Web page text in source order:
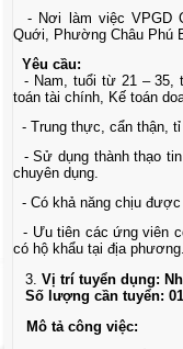
- Nơi làm việc VPGD
Quới, Phường Châu Phú
Yêu cầu:
- Nam, tuổi từ 21 – 35,
toán tài chính, Kế toán
- Trung thực, cẩn thận,
- Sử dụng thành thạo
chuyên dụng.
- Có khả năng chịu
- Ưu tiên các ứng viên
có hộ khẩu tại địa phương.
Vị trí tuyển dụng:
Số lượng cần tuyển:
Mô tả công việc: